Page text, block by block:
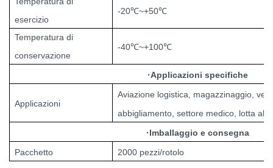
esercizio
-20℃~+50℃
Temperatura di
conservazione
-40℃~+100℃
·Applicazioni specifiche
Applicazioni
Aviazione logistica, magazzinaggio,
abbigliamento, settore medico, lotta
·Imballaggio e consegna
Pacchetto
2000 pezzi/rotolo